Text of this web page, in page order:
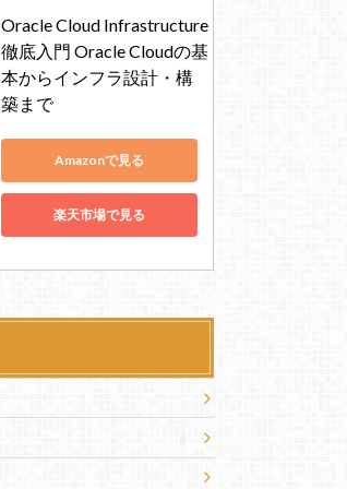
Oracle Cloud Infrastructure
徹底入門 Oracle Cloudの基
本からインフラ設計・構
築まで
Amazonで見る
楽天市場で見る